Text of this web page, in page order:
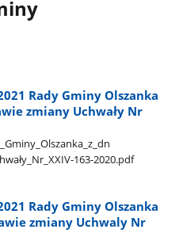
Rady Gminy Olszanka
zmiany Uchwały Nr
163-2020.pdf
Rady Gminy Olszanka
zmiany Uchwaly Nr